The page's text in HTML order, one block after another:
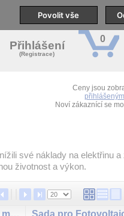
podpora
Přihlášení
(Registrace)
0
Ceny jsou
přihlášeným
Noví zákaznící se
své náklady na elektřinu a
životnost a výkon.
Solární panel 450W HiKu6 mono PERC CS6L-450 černý rám Canadian Solar
Povolit vše